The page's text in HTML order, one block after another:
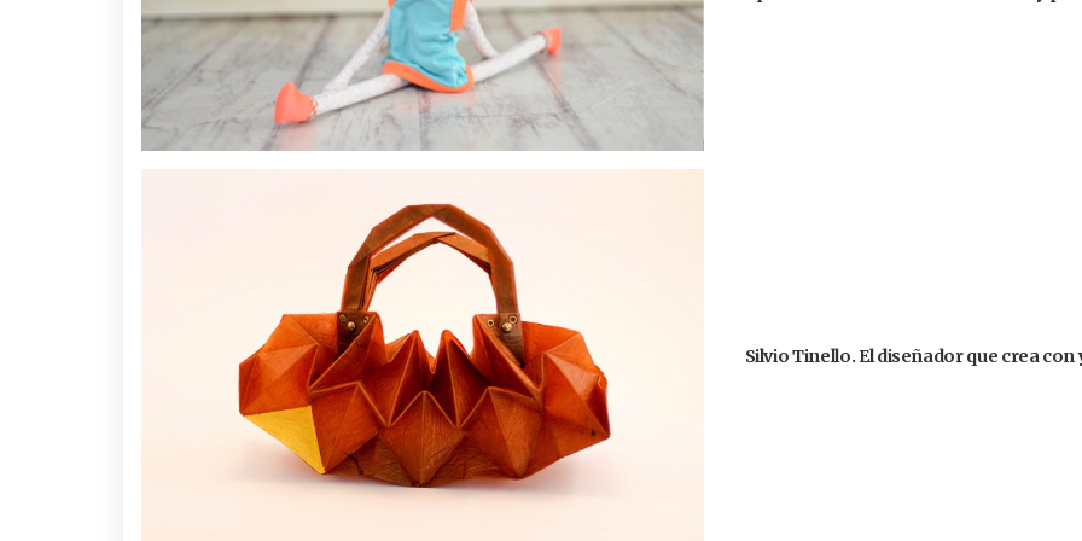
Silvio Tinello. El diseñador que crea